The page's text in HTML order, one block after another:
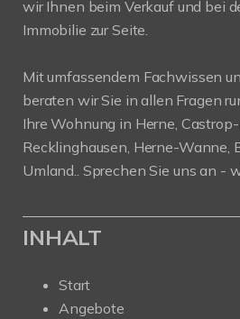
wir Ihnen beim Verkauf und bei
Immobilie zur Seite.
Mit umfassendem Fachwissen
beraten wir Sie in allen Fragen
Ihre Wohnung in Herne,
Recklinghausen, Herne-Wanne,
Umland.. Sprechen Sie uns an -
INHALT
Start
Angebote